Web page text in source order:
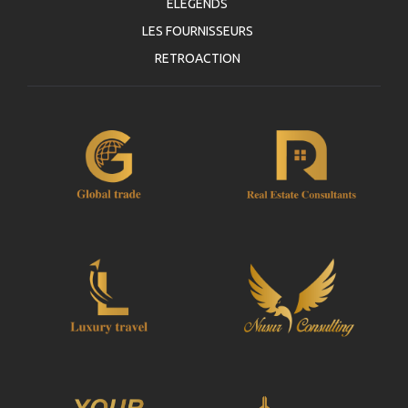
ELEGENDS
LES FOURNISSEURS
RETROACTION